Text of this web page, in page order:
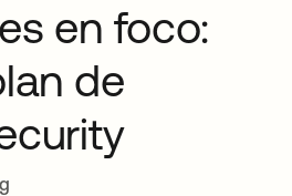
en foco:
de